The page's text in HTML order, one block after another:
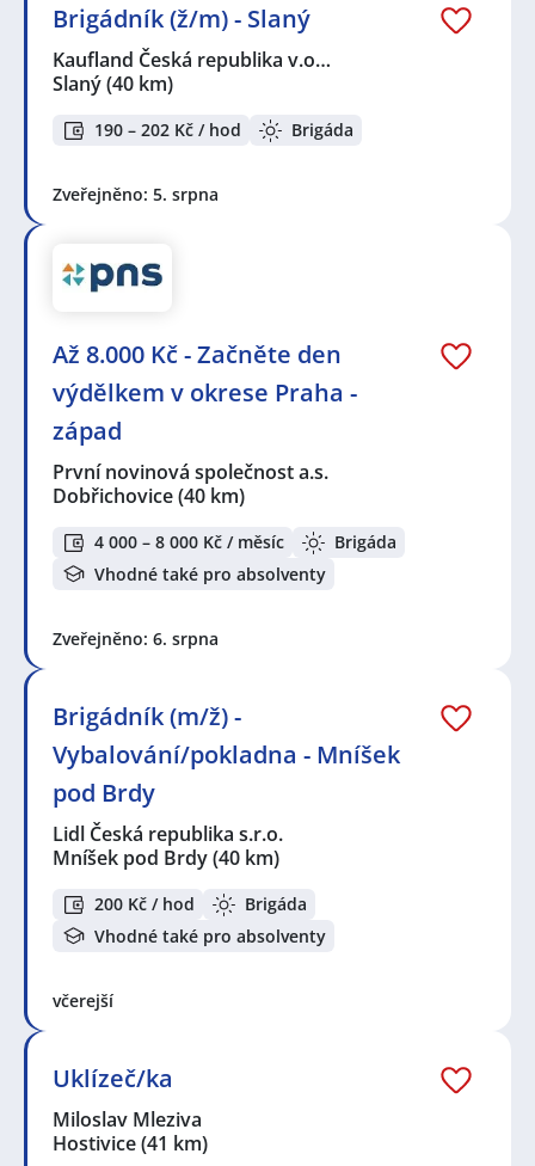
Brigádník (ž/m) - Slaný
Kaufland Česká republika v.o…
Slaný(40 km)
190 – 202 Kč / hod Brigáda
Zveřejněno: 5. srpna
Až 8.000 Kč - Začněte den
výdělkem v okrese Praha -
západ
První novinová společnost a.s.
Dobřichovice(40 km)
4 000 – 8 000 Kč / měsíc
Brigáda
Vhodné také pro absolventy
Zveřejněno: 6. srpna
Brigádník (m/ž) -
Vybalování/pokladna - Mníšek
pod Brdy
Lidl Česká republika s.r.o.
Mníšek pod Brdy(40 km)
200 Kč / hod
Brigáda
Vhodné také pro absolventy
včerejší
Uklízeč/ka
Miloslav Mleziva
Hostivice(41 km)